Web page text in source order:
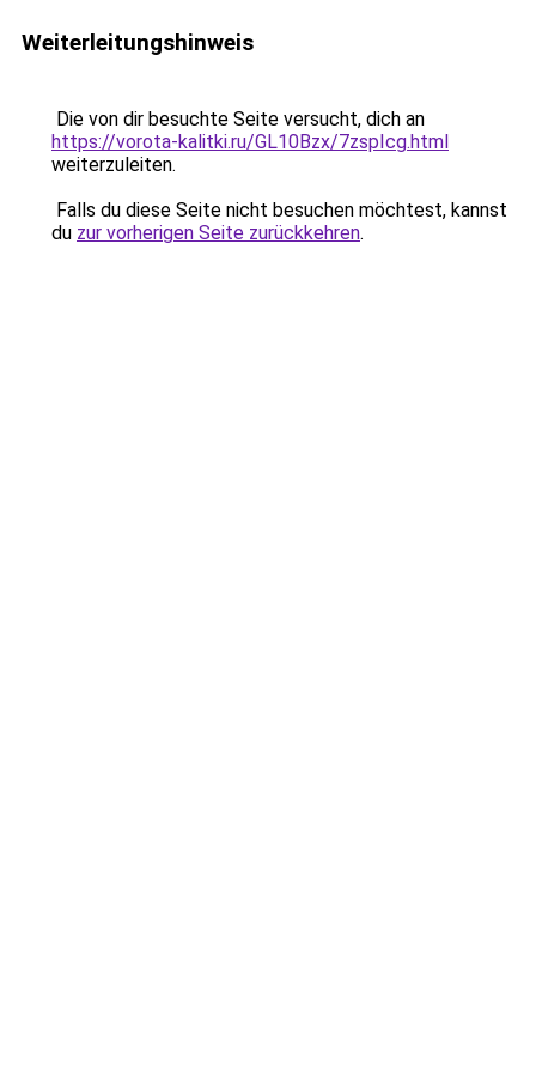
Weiterleitungshinweis
Die von dir besuchte Seite versucht, dich an
https://vorota-kalitki.ru/GL10Bzx/7zspIcg.html
weiterzuleiten.
Falls du diese Seite nicht besuchen möchtest, kannst
du zur vorherigen Seite zurückkehren.